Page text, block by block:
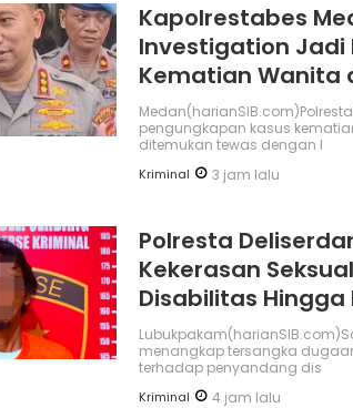
Kapolrestabes
Investigation Jadi
Kematian Wanita
pengungkapan kasus
ditemukan tewas dengan l
Kriminal 3 jam lalu
Polresta
Kekerasan
Disabilitas Hingga
menangkap tersangka
terhadap penyandang dis
Kriminal 4 jam lalu